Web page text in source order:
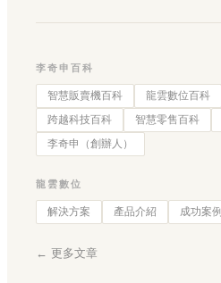
李奇申百科
智慧販賣機百科 龍雲數位百科
跨越科技百科
智慧零售百科
李奇申（創辦人）
龍雲數位
解決方案 產品介紹 成功案例
← 更多文章